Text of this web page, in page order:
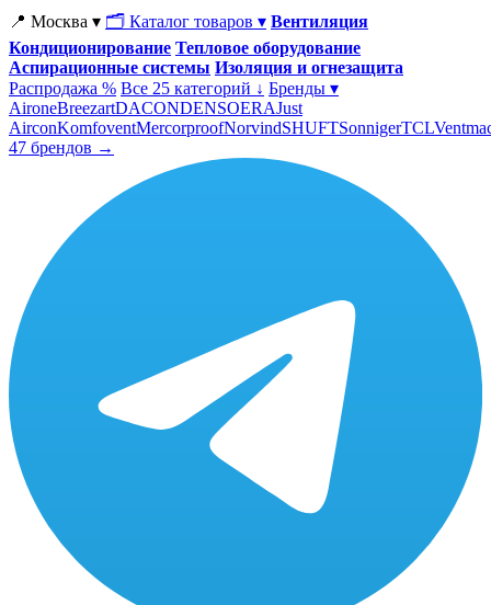
📍 Москва ▾ 🗂 Каталог товаров ▾ Вентиляция
Кондиционирование Тепловое оборудование
Аспирационные системы Изоляция и огнезащита
Распродажа % Все 25 категорий ↓ Бренды ▾
AironeBreezartDACONDENSOERAJust
AirconKomfoventMercorproofNorvindSHUFTSonnigerTCL
47 брендов →